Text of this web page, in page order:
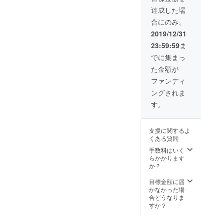
達成した場
合にのみ、
2019/12/31
23:59:59ま
でに集まっ
た金額が
ファンディ
ングされま
す。
支援に関するよ
くある質問
手数料はいく
らかかります
か？
目標金額に届
かなかった場
合どうなりま
すか？